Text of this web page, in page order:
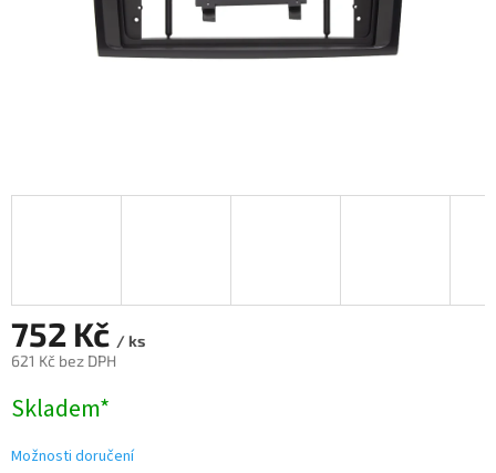
752 Kč / ks
621 Kč bez DPH
cena:
Skladem*
Možnosti doručení